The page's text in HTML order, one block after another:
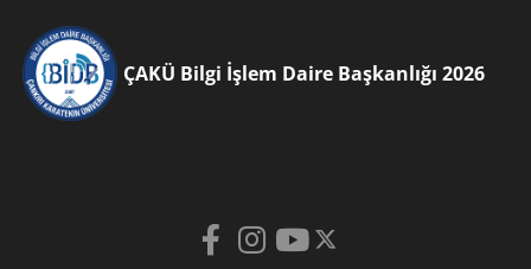
ÇAKÜ Bilgi İşlem Daire Başkanlığı 2026